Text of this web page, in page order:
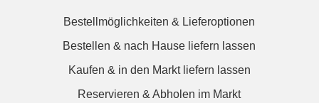
Bestellmöglichkeiten & Lieferoptionen
Bestellen & nach Hause liefern lassen
Kaufen & in den Markt liefern lassen
Reservieren & Abholen im Markt